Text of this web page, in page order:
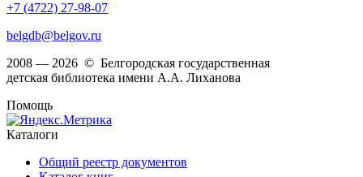
+7 (4722) 27-98-07
belgdb@belgov.ru
2008 — 2026 © Белгородская государственная
детская библиотека имени А.А. Лиханова
Помощь
Каталоги
Общий реестр документов